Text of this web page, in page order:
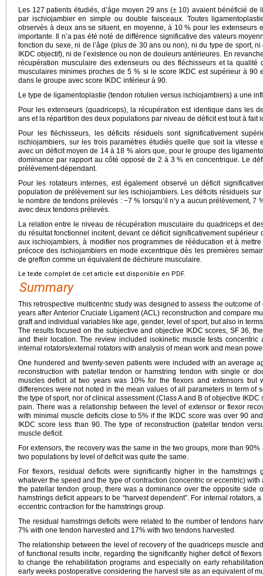
Les 127 patients étudiés, d’âge moyen 29 ans (± 10) avaient bénéficié de
par ischiojambier en simple ou double faisceaux. Toutes
observés à deux ans se situent, en moyenne, à 10 % pour les extenseurs
importante. Il n’a pas été noté de différence significative des valeurs
fonction du sexe, ni de l’âge (plus de 30 ans ou non), ni du type de sport,
IKDC objectif), ni de l’existence ou non de douleurs antérieures. En
récupération musculaire des extenseurs ou des fléchisseurs et la qualité
musculaires minimes proches de 5 % si le score IKDC est supérieur à 90
dans le groupe avec score IKDC inférieur à 90.
Le type de ligamentoplastie (tendon rotulien versus ischiojambiers) a une
Pour les extenseurs (quadriceps), la récupération est identique dans les
ans et la répartition des deux populations par niveau de déficit est tout à fait
Pour les fléchisseurs, les déficits résiduels sont significativement
ischiojambiers, sur les trois paramètres étudiés quelle que soit la vitesse
avec un déficit moyen de 14 à 18 % alors que, pour le groupe des
dominance par rapport au côté opposé de 2 à 3 % en concentrique. Le
prélèvement-dépendant.
Pour les rotateurs internes, est également observé un déficit
population de prélèvement sur les ischiojambiers. Les déficits résiduels
le nombre de tendons prélevés : −7 % lorsqu’il n’y a aucun prélèvement, 7
avec deux tendons prélevés.
La relation entre le niveau de récupération musculaire du quadriceps et
du résultat fonctionnel incitent, devant ce déficit significativement
aux ischiojambiers, à modifier nos programmes de rééducation et à
précoce des ischiojambiers en mode excentrique dès les premières
de greffon comme un équivalent de déchirure musculaire.
Le texte complet de cet article est disponible en PDF.
Summary
This retrospective multicentric study was designed to assess the outcome
years after Anterior Cruciate Ligament (ACL) reconstruction and compare
graft and individual variables like age, gender, level of sport, but also in
The results focused on the subjective and objective IKDC scores, SF 36,
and their location. The review included isokinetic muscle tests concentric
internal rotators/external rotators with analysis of mean work and mean
One hundered and twenty-seven patients were included with an average
reconstruction with patellar tendon or hamstring tendon with single or
muscles deficit at two years was 10% for the flexors and extensors but
differences were not noted in the mean values of all parameters in term of
the type of sport, nor of clinical assessment (Class A and B of objective
pain. There was a relationship between the level of extensor or flexor
with minimal muscle deficits close to 5% if the IKDC score was over 90
IKDC score less than 90. The type of reconstruction (patellar tendon
muscle deficit.
For extensors, the recovery was the same in the two groups, more than
two populations by level of deficit was quite the same.
For flexors, residual deficits were significantly higher in the hamstrings
whatever the speed and the type of contraction (concentric or eccentric)
the patellar tendon group, there was a dominance over the opposite side
hamstrings deficit appears to be “harvest dependent”. For internal rotators,
eccentric contraction for the hamstrings group.
The residual hamstrings deficits were related to the number of tendons
7% with one tendon harvested and 17% with two tendons harvested.
The relationship between the level of recovery of the quadriceps muscle
of functional results incite, regarding the significantly higher deficit of
to change the rehabilitation programs and especially on early
early weeks postoperative considering the harvest site as an equivalent of